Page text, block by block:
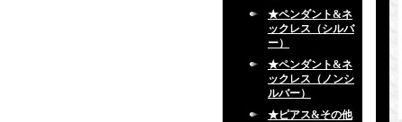
★ペンダント&ネ
ックレス（シルバ
ー）
★ペンダント&ネ
ックレス（ノンシ
ルバー）
★ピアス&その他